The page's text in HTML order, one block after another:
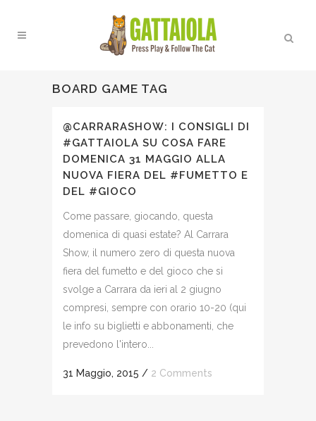
BOARD GAME TAG
@CARRARASHOW: I CONSIGLI DI
#GATTAIOLA SU COSA FARE
DOMENICA 31 MAGGIO ALLA
NUOVA FIERA DEL #FUMETTO E
DEL #GIOCO
Come passare, giocando, questa
domenica di quasi estate? Al Carrara
Show, il numero zero di questa nuova
fiera del fumetto e del gioco che si
svolge a Carrara da ieri al 2 giugno
compresi, sempre con orario 10-20 (qui
le info su biglietti e abbonamenti, che
prevedono l'intero...
31 Maggio, 2015 / 2 Comments